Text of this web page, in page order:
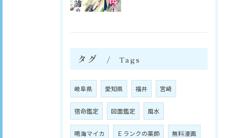
タグ Tags
岐阜県 愛知県 福井 宮崎
宿命鑑定 図面鑑定 風水
鳴海マイカ Ｅランクの薬師 無料漫画